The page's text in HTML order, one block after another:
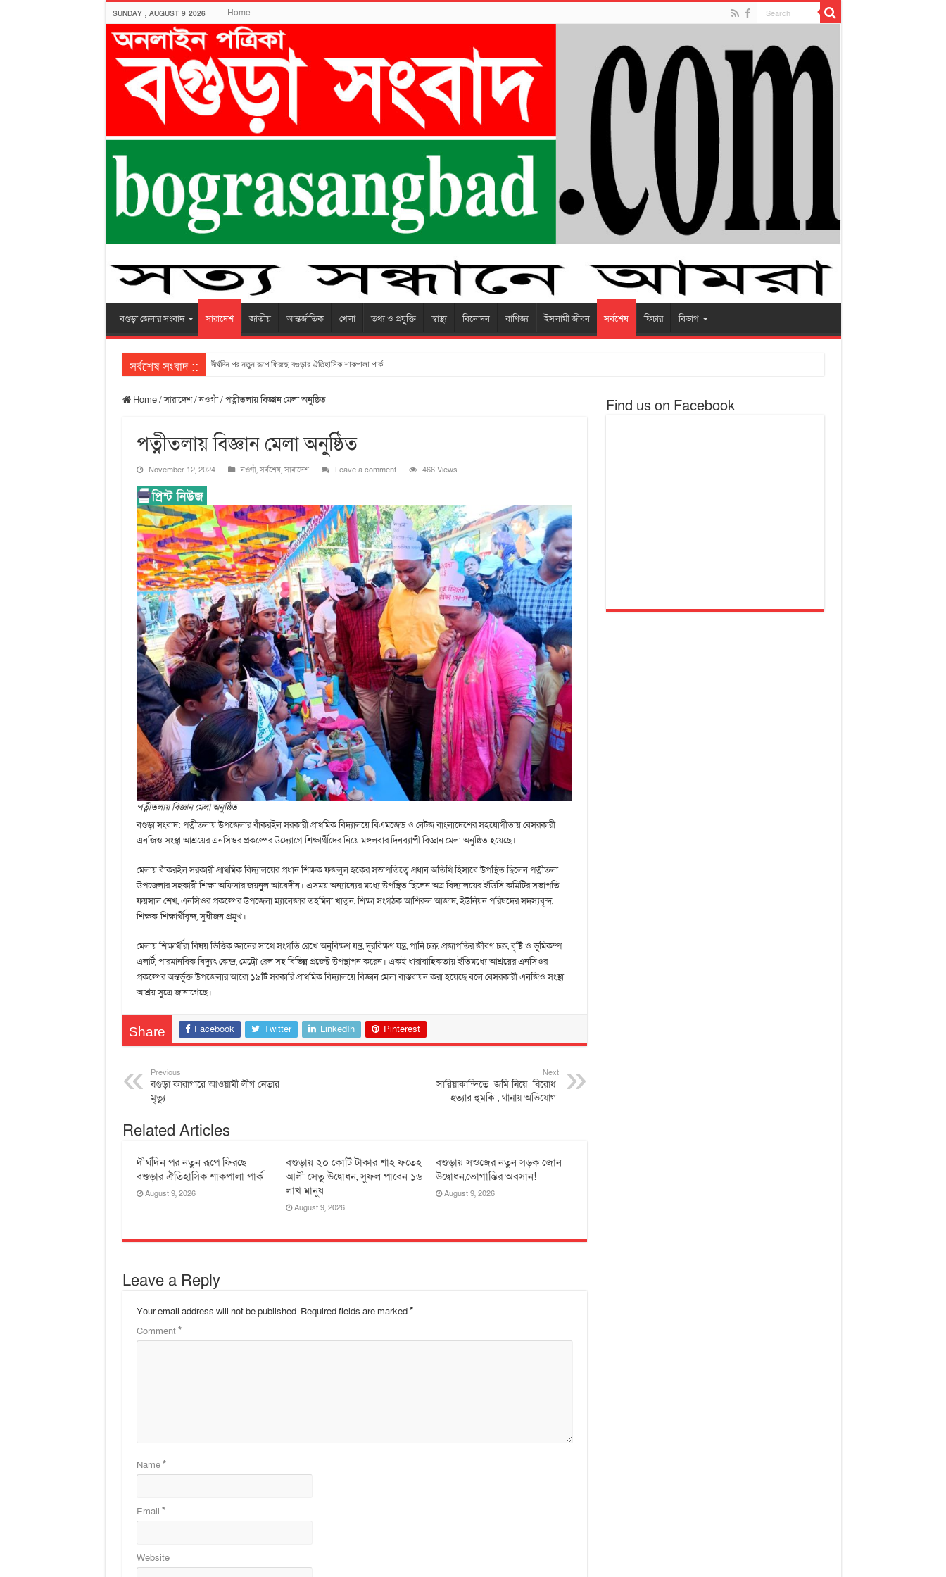
SUNDAY , AUGUST 9 2026 Home
বগুড়া জেলার সংবাদ সারাদেশ জাতীয় আন্তর্জাতিক খেলা তথ্য ও প্রযুক্তি স্বাস্থ্য বিনোদন বাণিজ্য ইসলামী জীবন সর্বশেষ ফিচার বিভাগ
সর্বশেষ সংবাদ :: দীর্ঘদিন পর নতুন রূপে ফিরছে বগুড়ার ঐতিহাসিক শাকপালা পার্ক
Home/সারাদেশ/নওগাঁ/পত্নীতলায় বিজ্ঞান মেলা অনুষ্ঠিত
পত্নীতলায় বিজ্ঞান মেলা অনুষ্ঠিত
November 12, 2024 নওগাঁ,সর্বশেষ,সারাদেশ Leave a comment 466 Views
পত্নীতলায় বিজ্ঞান মেলা অনুষ্ঠিত
বগুড়া সংবাদ: পত্নীতলায় উপজেলার বাঁকরইল সরকারী প্রাথমিক বিদ্যালয়ে বিএমজেড ও নেটজ বাংলাদেশের সহযোগীতায় বেসরকারী
এনজিও সংস্থা আশ্রয়ের এনসিওর প্রকল্পের উদ্যোগে শিক্ষার্থীদের নিয়ে মঙ্গলবার দিনব্যাপী বিজ্ঞান মেলা অনুষ্ঠিত হয়েছে।
মেলায় বাঁকরইল সরকারী প্রাথমিক বিদ্যালয়ের প্রধান শিক্ষক ফজলুল হকের সভাপতিত্বে প্রধান অতিথি হিসাবে উপস্থিত ছিলেন পত্নীতলা
উপজেলার সহকারী শিক্ষা অফিসার জয়নুুল আবেদীন। এসময় অন্যান্যের মধ্যে উপস্থিত ছিলেন অত্র বিদ্যালয়ের ইডিসি কমিটির সভাপতি
ফয়সাল শেখ, এনসিওর প্রকল্পের উপজেলা ম্যানেজার তহমিনা খাতুন, শিক্ষা সংগঠক আশিরুল আজাদ, ইউনিয়ন পরিষদের সদস্যবৃন্দ,
শিক্ষক-শিক্ষার্থীবৃন্দ, সুধীজন প্রমুখ।
মেলায় শিক্ষার্থীরা বিষয় ভিত্তিক জ্ঞানের সাথে সংগতি রেখে অনুবিক্ষণ যন্ত্র, দূরবিক্ষণ যন্ত্র, পানি চক্র, প্রজাপতির জীবণ চক্র, বৃষ্টি ও ভূমিকম্প
এলার্ট, পারমানবিক বিদ্যুৎ কেন্দ্র, মেট্রো-রেল সহ বিভিন্ন প্রজেক্ট উপস্থাপন করেন। একই ধারাবাহিকতায় ইতিমধ্যে আশ্রয়ের এনসিওর
প্রকল্পের অন্তর্ভূক্ত উপজেলার আরো ১৯টি সরকারি প্রাথমিক বিদ্যালয়ে বিজ্ঞান মেলা বাস্তবায়ন করা হয়েছে বলে বেসরকারী এনজিও সংস্থা
আশ্রয় সুত্রে জানাগেছে।
Share Facebook Twitter LinkedIn Pinterest
Previous
বগুড়া কারাগারে আওয়ামী লীগ নেতার
মৃত্যু
Next
সারিয়াকান্দিতে জমি নিয়ে বিরােধ
হত্যার হুমকি , থানায় অভিযোগ
Related Articles
দীর্ঘদিন পর নতুন রূপে ফিরছে
বগুড়ার ঐতিহাসিক শাকপালা পার্ক
August 9, 2026
বগুড়ায় ২০ কোটি টাকার শাহ ফতেহ
আলী সেতু উদ্বোধন, সুফল পাবেন ১৬
লাখ মানুষ
August 9, 2026
বগুড়ায় সওজের নতুন সড়ক জোন
উদ্বোধন,ভোগান্তির অবসান!
August 9, 2026
Leave a Reply
Your email address will not be published. Required fields are marked*
Comment*
Name*
Email *
Website
Find us on Facebook